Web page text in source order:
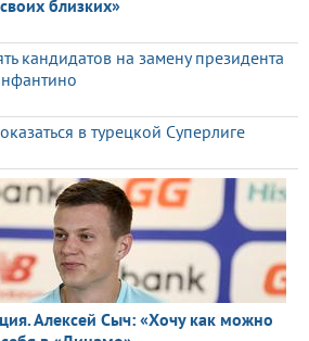
близких»
кандидатов на замену президента
в турецкой Суперлиге
Алексей Сыч: «Хочу как можно